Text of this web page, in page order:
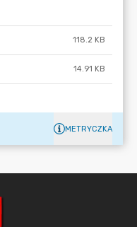
118.2 KB
14.91 KB
METRYCZKA